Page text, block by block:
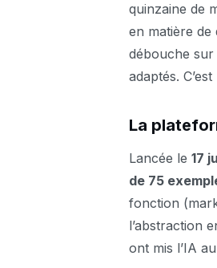
quinzaine de
en matière de
débouche sur
adaptés.
La
Lancée le 17
de 75
fonction
l’abstraction
ont mis l’IA